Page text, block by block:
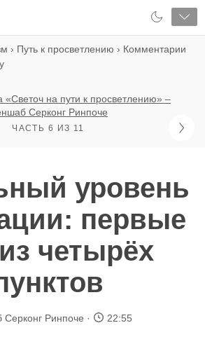
› Путь к просветлению › Комментарии
на пути к просветлению» –
Серконг Ринпоче
ЧАСТЬ 6 ИЗ 11
уровень
первые
четырёх
Ринпоче 22:55